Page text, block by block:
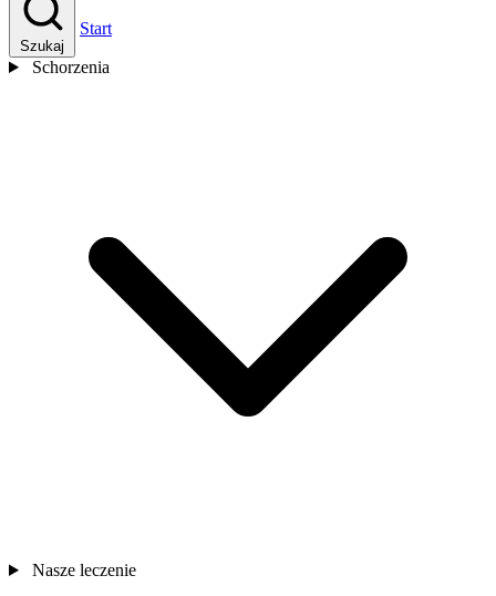
Szukaj
Start
Schorzenia
Nasze leczenie